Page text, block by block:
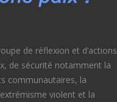
de réflexion et d’actions
de sécurité notamment la
communautaires, la
violent et la